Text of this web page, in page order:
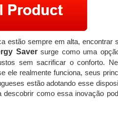
estão sempre em alta, encontrar
Saversurge como uma
sem sacrificar o conforto.
ele realmente funciona, seus
estão adotando esse
como essa inovação